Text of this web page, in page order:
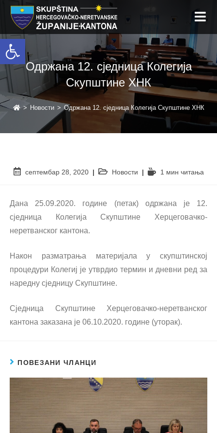
Open toolbar
Одржана 12. сједница Колегија
Скупштине ХНК
> Новости > Одржана 12. сједница Колегија Скупштине ХНК
септембар 28, 2020 Новости 1 мин читањa
Дана 25.09.2020. године (петак) одржана је 12.
сједница Колегија Скупштине Херцеговачко-
неретванског кантона.
Након разматрања материјала у скупштинској
процедури Колегиј је утврдио термин и дневни ред за
наредну сједницу Скупштине.
Сједница Скупштине Херцеговачко-неретванског
кантона заказана је 06.10.2020. године (уторак).
ПОВЕЗАНИ ЧЛАНЦИ